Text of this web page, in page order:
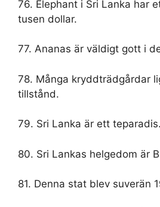
76. Elephant i Sri Lanka har
tusen dollar.
77. Ananas är väldigt gott i
78. Många kryddträdgårdar
tillstånd.
79. Sri Lanka är ett teparadis.
80. Sri Lankas helgedom är
81. Denna stat blev suverän